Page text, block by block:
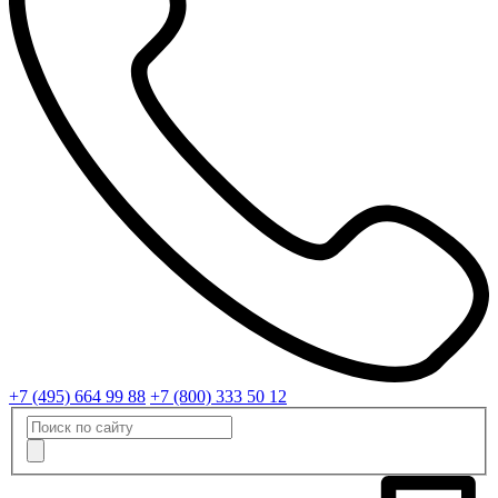
+7 (495) 664 99 88 +7 (800) 333 50 12